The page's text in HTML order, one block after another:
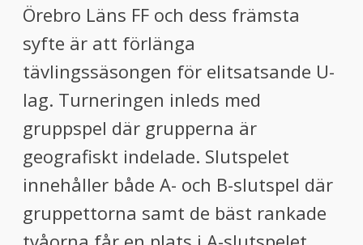
Örebro Läns FF och dess främsta
syfte är att förlänga
tävlingssäsongen för elitsatsande U-
lag. Turneringen inleds med
gruppspel där grupperna är
geografiskt indelade. Slutspelet
innehåller både A- och B-slutspel där
gruppettorna samt de bäst rankade